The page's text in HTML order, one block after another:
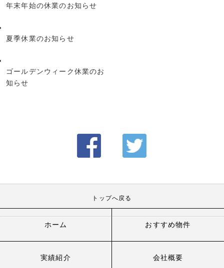
年末年始の休業のお知らせ
夏季休業のお知らせ
ゴールデンウィーク休業のお
知らせ
トップへ戻る
ホーム おすすめ物件
実績紹介 会社概要